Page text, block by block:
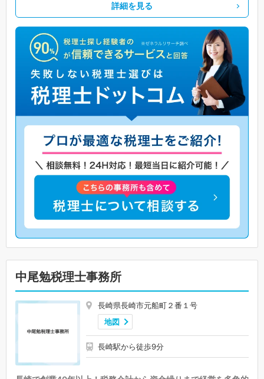
詳細を見る
中尾勉税理士事務所
長崎県長崎市元船町２番１号
地図
長崎駅から徒歩9分